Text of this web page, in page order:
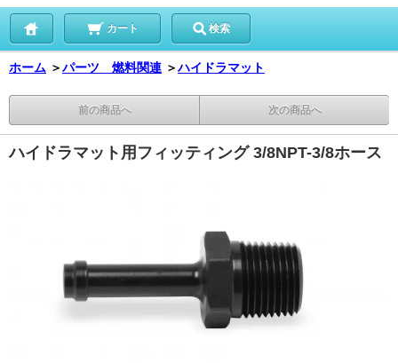
カート 検索
ホーム ＞パーツ 燃料関連 ＞ハイドラマット
前の商品へ 次の商品へ
ハイドラマット用フィッティング 3/8NPT-3/8ホース